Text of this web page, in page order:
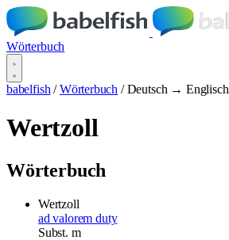
Wörterbuch
babelfish / Wörterbuch / Deutsch → Englisch
Wertzoll
Wörterbuch
Wertzoll
ad valorem duty
Subst. m